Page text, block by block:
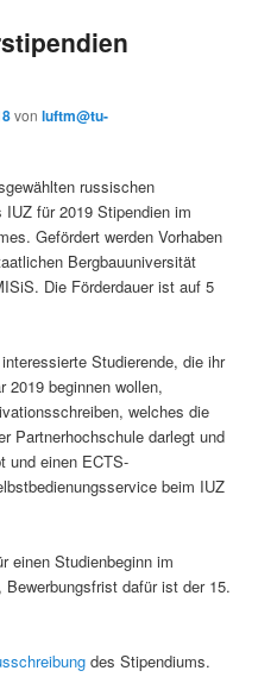
vonluftm@tu-
russischen
für 2019 Stipendien im
Gefördert werden Vorhaben
Bergbauuniversität
Die Förderdauer ist auf 5
Studierende, die ihr
2019 beginnen wollen,
welches die
Partnerhochschule darlegt und
und einen ECTS-
beim IUZ
einen Studienbeginn im
dafür ist der 15.
des Stipendiums.